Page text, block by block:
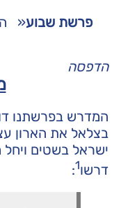
פרשת שבוע«
הדפסה
המדרש בפרשתנו
בצלאל את הארון
ישראל בשטים
דרשו1
: